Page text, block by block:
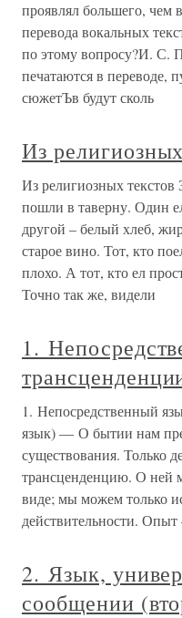
проявлял большего, чем
перевода вокальных
по этому вопросу?И. С.
печатаются в переводе,
сюжетЪв будут сколь
Из
Из религиозных
пошли в таверну. Один
другой – белый хлеб,
старое вино. Тот, кто
плохо. А тот, кто ел
Точно так же, видели
1.
1. Непосредственный
язык) — О бытии нам
существования. Только
трансценденцию. О ней
виде; мы можем только
действительности.
2. Язык,
сообщении